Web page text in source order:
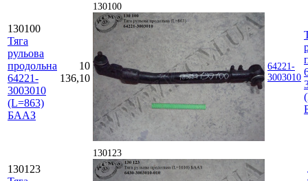
130100
Тяга
рульова
продольна
64221-
3003010
(L=863)
БААЗ
10
136,10
130100
64221-
3003010
130123
130123